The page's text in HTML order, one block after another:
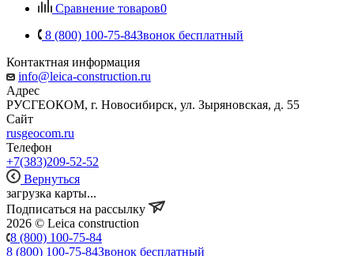
Сравнение товаров0
8 (800) 100-75-84Звонок бесплатный
Контактная информация
info@leica-construction.ru
Адрес
РУСГЕОКОМ, г. Новосибирск, ул. Зыряновская, д. 55
Сайт
rusgeocom.ru
Телефон
+7(383)209-52-52
Вернуться
загрузка карты...
Подписаться на рассылку
2026 © Leica construction
8 (800) 100-75-84
8 (800) 100-75-84Звонок бесплатный